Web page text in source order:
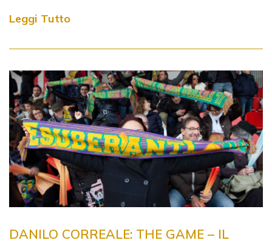
Leggi Tutto
DANILO CORREALE: THE GAME – IL